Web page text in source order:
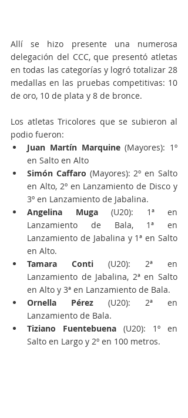
Allí se hizo presente una numerosa
delegación del CCC, que presentó atletas
en todas las categorías y logró totalizar 28
medallas en las pruebas competitivas: 10
de oro, 10 de plata y 8 de bronce.
Los atletas Tricolores que se subieron al
podio fueron:
Juan Martín Marquine (Mayores): 1º
en Salto en Alto
Simón Caffaro (Mayores): 2º en Salto
en Alto, 2º en Lanzamiento de Disco y
3º en Lanzamiento de Jabalina.
Angelina Muga (U20): 1ª en
Lanzamiento de Bala, 1ª en
Lanzamiento de Jabalina y 1ª en Salto
en Alto.
Tamara Conti (U20): 2ª en
Lanzamiento de Jabalina, 2ª en Salto
en Alto y 3ª en Lanzamiento de Bala.
Ornella Pérez (U20): 2ª en
Lanzamiento de Bala.
Tiziano Fuentebuena (U20): 1º en
Salto en Largo y 2º en 100 metros.